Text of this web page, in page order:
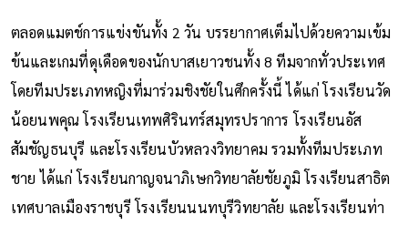
ตลอดแมตช์การแข่งขันทั้ง 2 วัน บรรยากาศเต็มไปด้วยความเข้ม
ข้นและเกมที่ดุเดือดของนักบาสเยาวชนทั้ง 8 ทีมจากทั่วประเทศ
โดยทีมประเภทหญิงที่มาร่วมชิงชัยในศึกครั้งนี้ ได้แก่ โรงเรียนวัด
น้อยนพคุณ โรงเรียนเทพศิรินทร์สมุทรปราการ โรงเรียนอัส
สัมชัญธนบุรี และโรงเรียนบัวหลวงวิทยาคม รวมทั้งทีมประเภท
ชาย ได้แก่ โรงเรียนกาญจนาภิเษกวิทยาลัยชัยภูมิ โรงเรียนสาธิต
เทศบาลเมืองราชบุรี โรงเรียนนนทบุรีวิทยาลัย และโรงเรียนท่า